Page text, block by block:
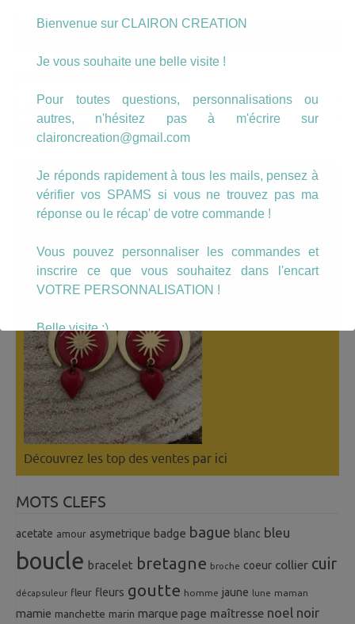
Recherche
pour :
Recherche
A LÀ UNE
Découvrez les top des ventes par ici
MOTS CLEFS
acetate amour asymetrique badge bague blanc bleu
boucle bracelet bretagne broche coeur collier cuir
décapsuleur fleur fleurs goutte homme jaune lune maman
mamie manchette marin marque page maîtresse noel noir
Bienvenue sur CLAIRON CREATION
Je vous souhaite une belle visite !
Pour toutes questions, personnalisations ou
autres, n'hésitez pas à m'écrire sur
claironcreation@gmail.com
Je réponds rapidement à tous les mails, pensez à
vérifier vos SPAMS si vous ne trouvez pas ma
réponse ou le récap' de votre commande !
Vous pouvez personnaliser les commandes et
inscrire ce que vous souhaitez dans l'encart
VOTRE PERSONNALISATION !
Belle visite :)